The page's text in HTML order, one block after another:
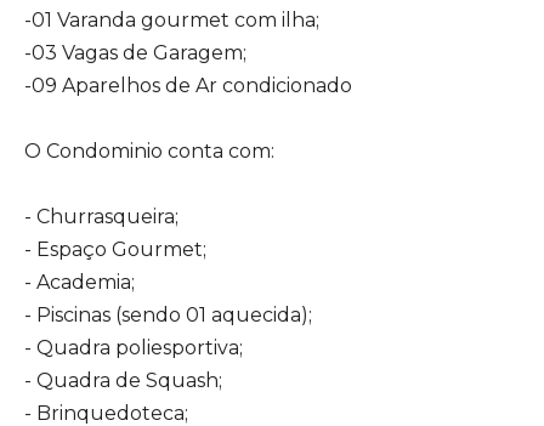
-01 Varanda gourmet com ilha;
-03 Vagas de Garagem;
-09 Aparelhos de Ar condicionado
O Condominio conta com:
- Churrasqueira;
- Espaço Gourmet;
- Academia;
- Piscinas (sendo 01 aquecida);
- Quadra poliesportiva;
- Quadra de Squash;
- Brinquedoteca;